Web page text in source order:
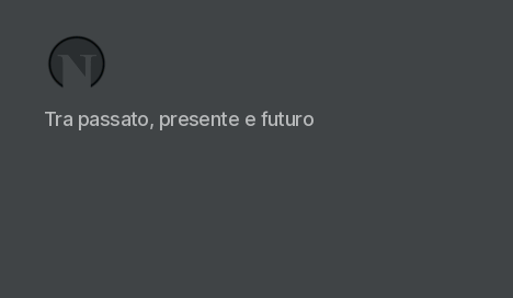
Necrologi
Italia,
Tra passato, presente e futuro